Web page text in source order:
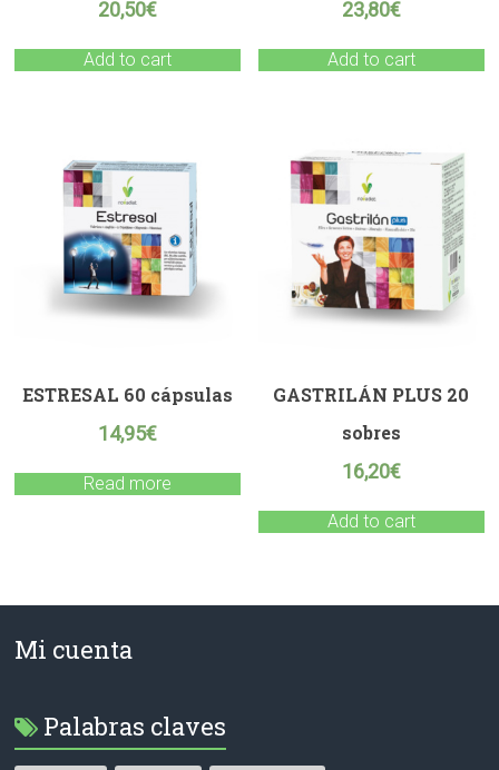
20,50€
Add to cart
23,80€
Add to cart
ESTRESAL 60 cápsulas
14,95€
Read more
GASTRILÁN PLUS 20
sobres
16,20€
Add to cart
Mi cuenta
Palabras claves